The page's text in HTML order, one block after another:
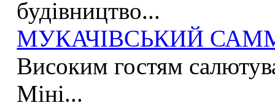
будівництво...
МУКАЧІВСЬКИЙ
Високим гостям
Міні...